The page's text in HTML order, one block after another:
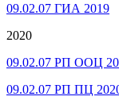
09.02.07 ГИА 2019
2020
09.02.07 РП ООЦ
09.02.07 РП ПЦ